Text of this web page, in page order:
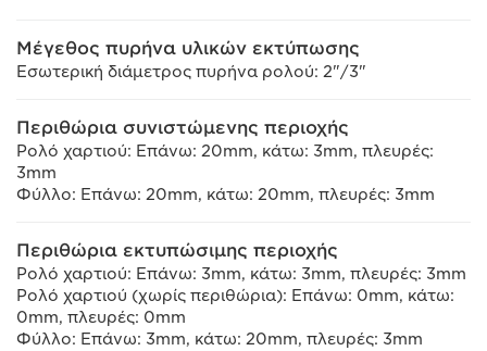
Μέγεθος πυρήνα υλικών εκτύπωσης
Εσωτερική διάμετρος πυρήνα ρολού: 2"/3"
Περιθώρια συνιστώμενης περιοχής
Ρολό χαρτιού: Επάνω: 20mm, κάτω: 3mm, πλευρές:
3mm
Φύλλο: Επάνω: 20mm, κάτω: 20mm, πλευρές: 3mm
Περιθώρια εκτυπώσιμης περιοχής
Ρολό χαρτιού: Επάνω: 3mm, κάτω: 3mm, πλευρές: 3mm
Ρολό χαρτιού (χωρίς περιθώρια): Επάνω: 0mm, κάτω:
0mm, πλευρές: 0mm
Φύλλο: Επάνω: 3mm, κάτω: 20mm, πλευρές: 3mm